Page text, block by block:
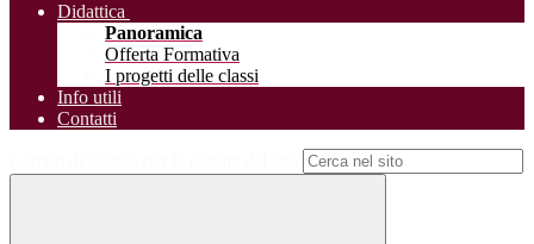
Didattica
Panoramica
Offerta Formativa
I progetti delle classi
Info utili
Contatti